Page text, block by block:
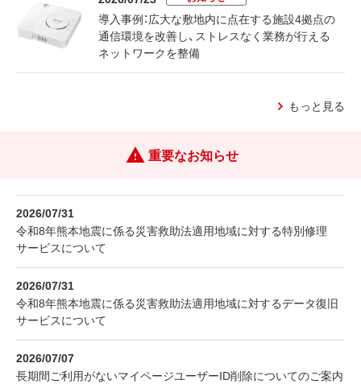
導入事例：広大な敷地内に点在する施設4拠点の
通信環境を改善し、ストレスなく業務が行える
ネットワークを整備
もっと見る
重要なお知らせ
2026/07/31
令和8年熊本地震に係る災害救助法適用地域に対する特別修理
サービスについて
2026/07/31
令和8年熊本地震に係る災害救助法適用地域に対するデータ復旧
サービスについて
2026/07/07
長期間ご利用がないマイページユーザーID削除についてのご案内